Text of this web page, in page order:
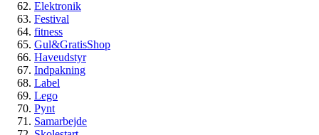
Elektronik
Festival
fitness
Gul&GratisShop
Haveudstyr
Indpakning
Label
Lego
Pynt
Samarbejde